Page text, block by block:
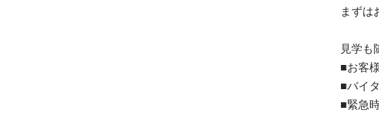
まずは
見学も
■お客
■バイ
■緊急